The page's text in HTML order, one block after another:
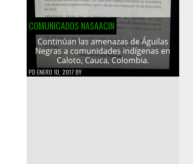
COMUNICADOS NASAACIN
Continúan las amenazas de Águilas
Negras a comunidades indígenas en
Caloto, Cauca, Colombia.
PD ENERO 10, 2017 BY